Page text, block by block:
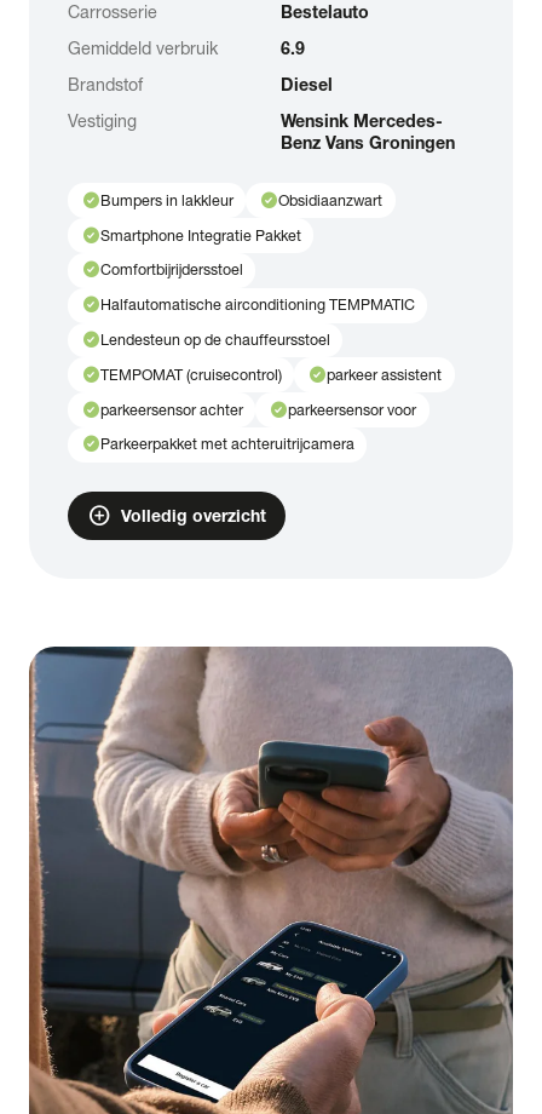
Carrosserie
Bestelauto
Gemiddeld verbruik
6.9
Brandstof
Diesel
Vestiging
Wensink Mercedes-
Benz Vans Groningen
check_circleBumpers in lakkleur check_circleObsidiaanzwart
check_circleSmartphone Integratie Pakket
check_circleComfortbijrijdersstoel
check_circleHalfautomatische airconditioning TEMPMATIC
check_circleLendesteun op de chauffeursstoel
check_circleTEMPOMAT (cruisecontrol) check_circleparkeer assistent
check_circleparkeersensor achter check_circleparkeersensor voor
check_circleParkeerpakket met achteruitrijcamera
add_circle Volledig overzicht